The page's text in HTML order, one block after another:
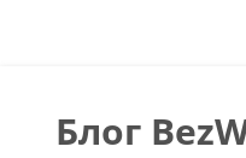
Блог